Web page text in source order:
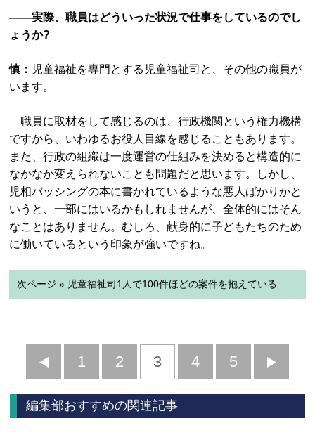
――実際、職員はどういった状況で仕事をしているのでし
ょうか?
慎： 児童福祉を専門とする児童福祉司と、その他の職員が
います。
職員に取材をして感じるのは、行政機関という権力機構
ですから、いわゆるお役人目線を感じることもあります。
また、行政の組織は一度運営の仕組みを決めると構造的に
なかなか変えられないことも問題だと思います。しかし、
児相バッシングの本に書かれているような悪人ばかりかと
いうと、一部にはいるかもしれませんが、全体的にはそん
なことはありません。むしろ、献身的に子どもたちのため
に働いているという印象が強いですね。
次ページ » 児童福祉司1人で100件ほどの案件を抱えている
前
へ
1 2 3 4 5
へ
編集部おすすめの関連記事